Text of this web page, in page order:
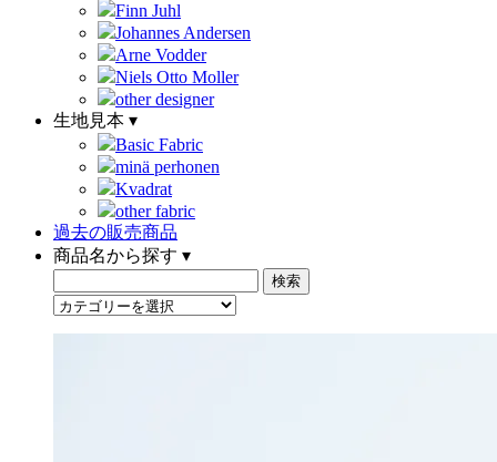
Finn Juhl
Johannes Andersen
Arne Vodder
Niels Otto Moller
other designer
生地見本 ▾
Basic Fabric
minä perhonen
Kvadrat
other fabric
過去の販売商品
商品名から探す ▾